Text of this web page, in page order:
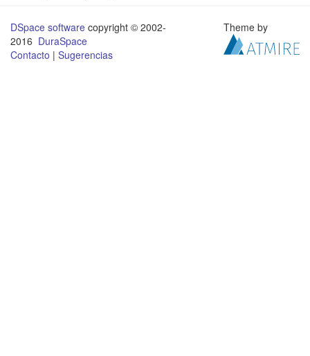
DSpace software copyright © 2002-
2016 DuraSpace
Contacto | Sugerencias
Theme by